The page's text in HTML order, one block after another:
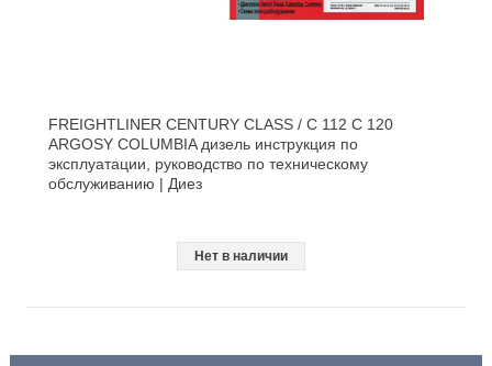
FREIGHTLINER CENTURY CLASS / C 112 C 120
ARGOSY COLUMBIA дизель инструкция по
эксплуатации, руководство по техническому
обслуживанию | Диез
Нет в наличии